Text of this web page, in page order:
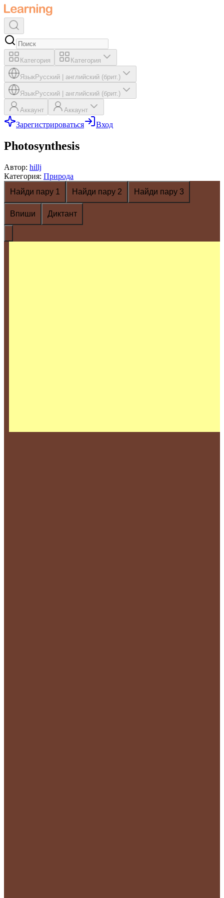
Категория Категория
ЯзыкРусский английский (брит.)
ЯзыкРусский английский (брит.)
Аккаунт Аккаунт
Зарегистрироваться Вход
Photosynthesis
Автор: hillj
Категория: Природа
Найди пару 1
Найди пару 2 Найди пару 3
Впиши Диктант